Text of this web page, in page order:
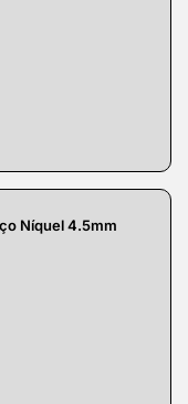
Níquel 4.5mm